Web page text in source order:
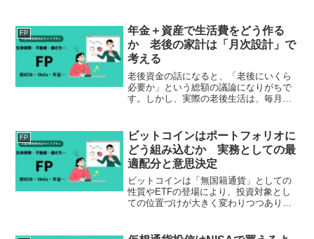
ないケースも少なくありません。本稿で
は、60代以降の収入設計で...
FP
年金＋資産で生活費をどう作る
か 老後の家計は「月次設計」で
考える
老後資金の話になると、「老後にいくら
必要か」という総額の議論になりがちで
す。しかし、実際の老後生活は、毎月の
「公的年金＋必要に応じた資産の取り崩
し」という形に変わります...
FP
ビットコインはポートフォリオに
どう組み込むか 実務としての最
適配分と意思決定
ビットコインは「無国籍通貨」としての
性質やETFの登場により、投資対象とし
ての位置づけが大きく変わりつつありま
様に扱うことはできません。したがって